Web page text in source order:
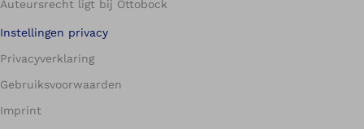
Auteursrecht ligt bij Ottobock
Instellingen privacy
Privacyverklaring
Gebruiksvoorwaarden
Imprint